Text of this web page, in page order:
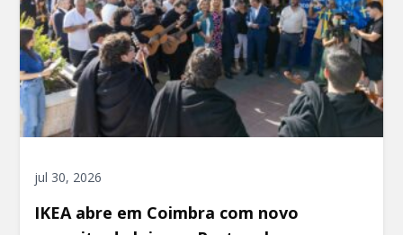
jul 30, 2026
IKEA abre em Coimbra com novo